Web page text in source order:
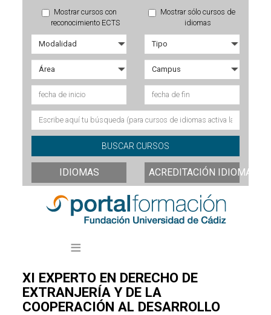
Mostrar cursos con
reconocimiento ECTS
Mostrar sólo cursos de
idiomas
IDIOMAS ACREDITACIÓN IDIOMAS
XI EXPERTO EN DERECHO DE
EXTRANJERÍA Y DE LA
COOPERACIÓN AL DESARROLLO